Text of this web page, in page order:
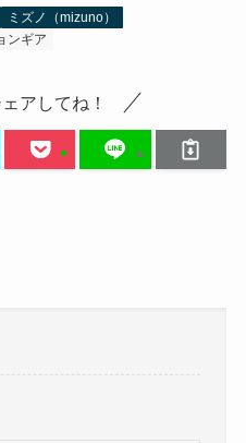
ミズノ（mizuno）
ンギア
アしてね！